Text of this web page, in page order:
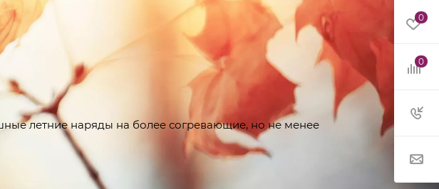
летние наряды на более согревающие, но не менее
0
0